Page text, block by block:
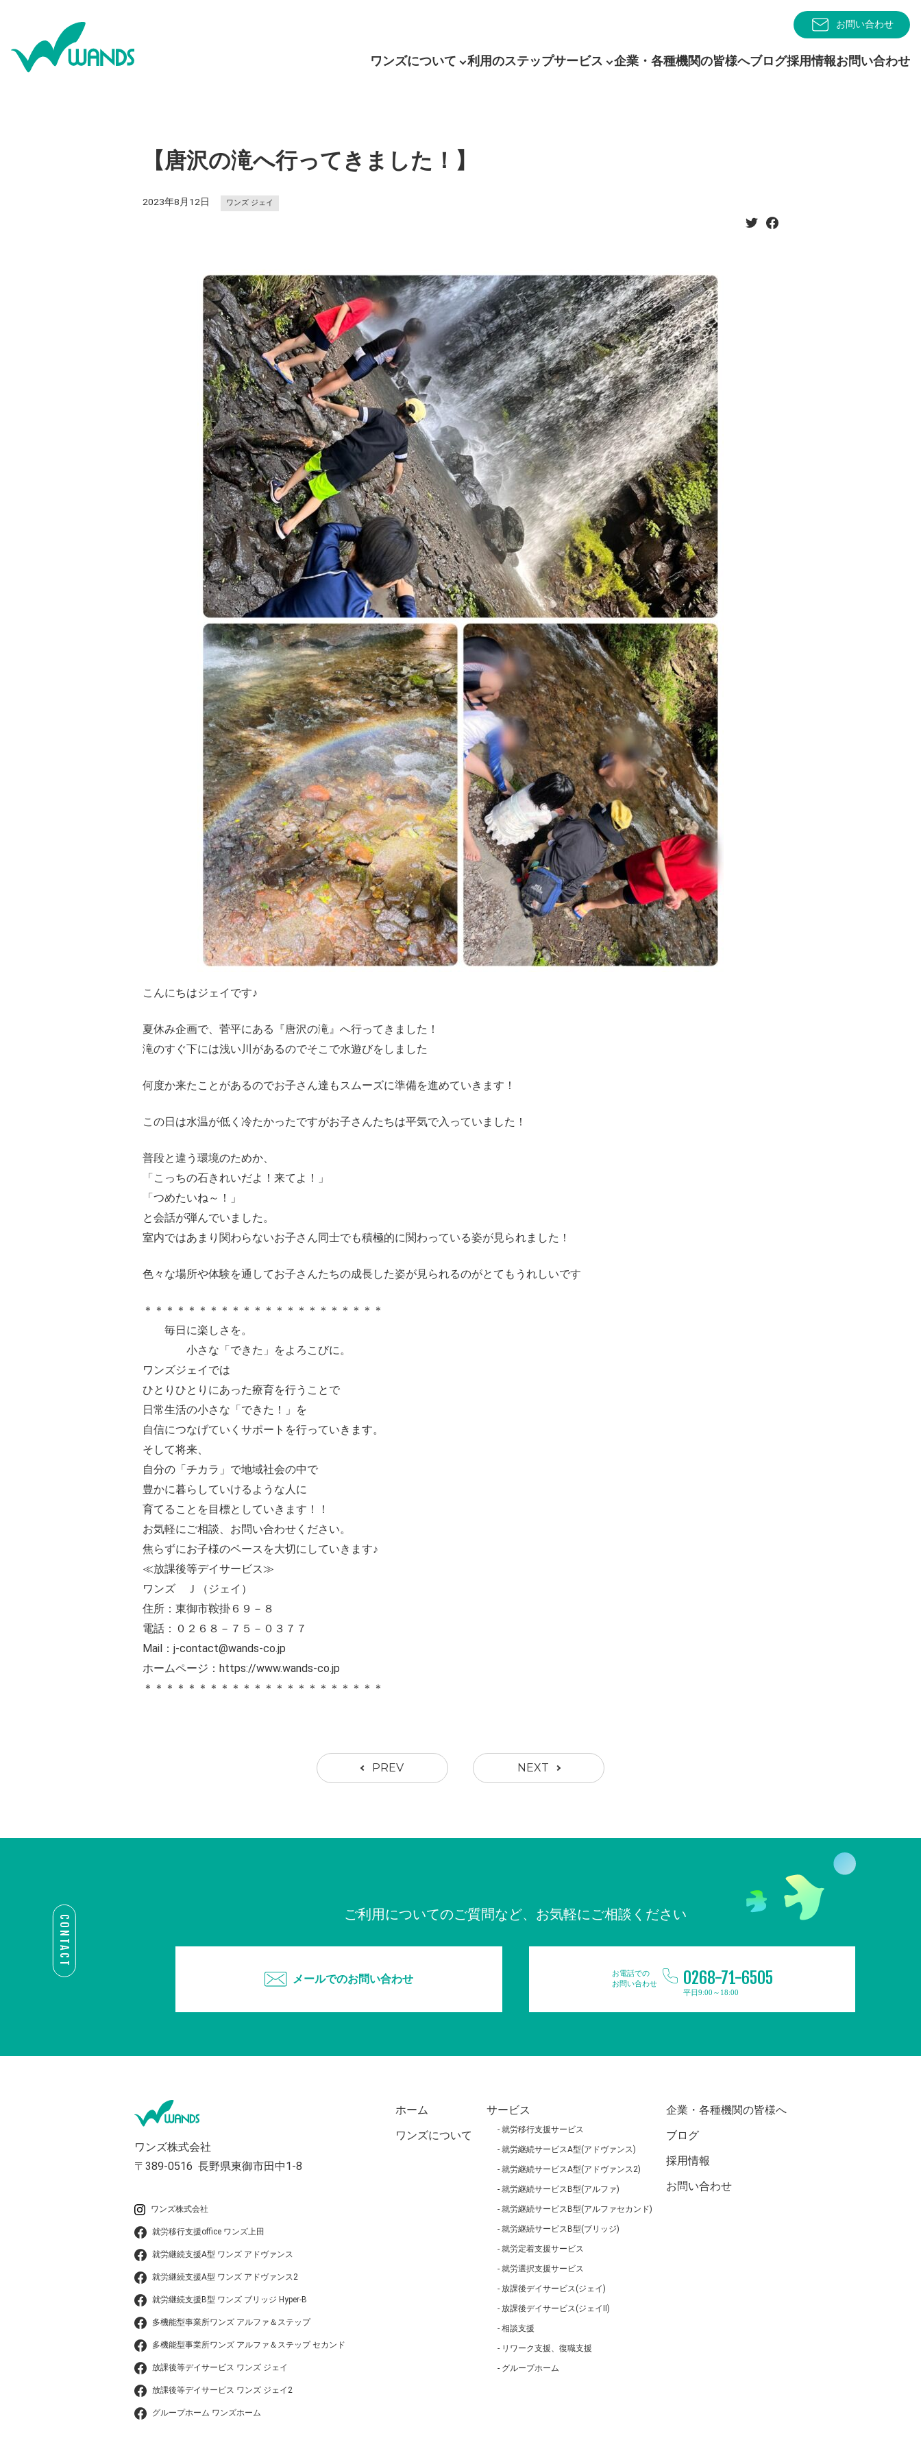
お問い合わせ
ワンズについて 利用のステップサービス 企業・各種機関の皆様へブログ採用情報お問い合わせ
【唐沢の滝へ行ってきました！】
2023年8月12日 ワンズ ジェイ
こんにちはジェイです♪
夏休み企画で、菅平にある『唐沢の滝』へ行ってきました！
滝のすぐ下には浅い川があるのでそこで水遊びをしました
何度か来たことがあるのでお子さん達もスムーズに準備を進めていきます！
この日は水温が低く冷たかったですがお子さんたちは平気で入っていました！
普段と違う環境のためか、
「こっちの石きれいだよ！来てよ！」
「つめたいね～！」
と会話が弾んでいました。
室内ではあまり関わらないお子さん同士でも積極的に関わっている姿が見られました！
色々な場所や体験を通してお子さんたちの成長した姿が見られるのがとてもうれしいです
＊＊＊＊＊＊＊＊＊＊＊＊＊＊＊＊＊＊＊＊＊＊
毎日に楽しさを。
小さな「できた」をよろこびに。
ワンズジェイでは
ひとりひとりにあった療育を行うことで
日常生活の小さな「できた！」を
自信につなげていくサポートを行っていきます。
そして将来、
自分の「チカラ」で地域社会の中で
豊かに暮らしていけるような人に
育てることを目標としていきます！！
お気軽にご相談、お問い合わせください。
焦らずにお子様のペースを大切にしていきます♪
≪放課後等デイサービス≫
ワンズ Ｊ（ジェイ）
住所：東御市鞍掛６９－８
電話：０２６８－７５－０３７７
Mail：j-contact@wands-co.jp
ホームページ：https://www.wands-co.jp
＊＊＊＊＊＊＊＊＊＊＊＊＊＊＊＊＊＊＊＊＊＊
PREV NEXT
CONTACT ご利用についてのご質問など、お気軽にご相談ください
メールでのお問い合わせ
お電話での
お問い合わせ
0268-71-6505
平日9:00～18:00
ワンズ株式会社
〒389-0516 長野県東御市田中1-8
ワンズ株式会社
就労移行支援office ワンズ上田
就労継続支援A型 ワンズ アドヴァンス
就労継続支援A型 ワンズ アドヴァンス2
就労継続支援B型 ワンズ ブリッジ Hyper-B
多機能型事業所ワンズ アルファ＆ステップ
多機能型事業所ワンズ アルファ＆ステップ セカンド
放課後等デイサービス ワンズ ジェイ
放課後等デイサービス ワンズ ジェイ2
グループホーム ワンズホーム
ホーム
ワンズについて
サービス
就労移行支援サービス
就労継続サービスA型(アドヴァンス)
就労継続サービスA型(アドヴァンス2)
就労継続サービスB型(アルファ)
就労継続サービスB型(アルファセカンド)
就労継続サービスB型(ブリッジ)
就労定着支援サービス
就労選択支援サービス
放課後デイサービス(ジェイ)
放課後デイサービス(ジェイⅡ)
相談支援
リワーク支援、復職支援
グループホーム
企業・各種機関の皆様へ
ブログ
採用情報
お問い合わせ